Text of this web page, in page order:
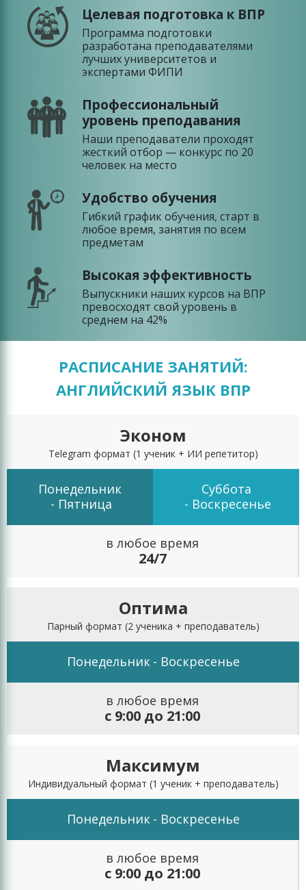
Целевая подготовка к ВПР
Программа подготовки
разработана преподавателями
лучших университетов и
экспертами ФИПИ
Профессиональный
уровень преподавания
Наши преподаватели проходят
жесткий отбор — конкурс по 20
человек на место
Удобство обучения
Гибкий график обучения, старт в
любое время, занятия по всем
предметам
Высокая эффективность
Выпускники наших курсов на ВПР
превосходят свой уровень в
среднем на 42%
РАСПИСАНИЕ ЗАНЯТИЙ:
АНГЛИЙСКИЙ ЯЗЫК ВПР
Эконом
Telegram формат (1 ученик + ИИ репетитор)
Понедельник
- Пятница
Суббота
- Воскресенье
в любое время
24/7
Оптима
Парный формат (2 ученика + преподаватель)
Понедельник - Воскресенье
в любое время
с 9:00 до 21:00
Максимум
Индивидуальный формат (1 ученик + преподаватель)
Понедельник - Воскресенье
в любое время
с 9:00 до 21:00